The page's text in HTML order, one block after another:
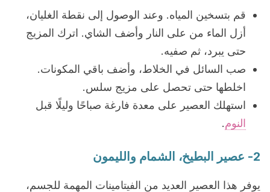
قم بتسخين المياه. وعند الوصول إلى نقطة الغليان،
أزل الماء من على النار وأضف الشاي. اترك المزيج
حتى يبرد، ثم صفيه.
صب السائل في الخلاط، وأضف باقي المكونات.
اخلطها حتى تحصل على مزيج سلس.
استهلك العصير على معدة فارغة صباحًا وليلًا قبل
النوم.
2- عصير البطيخ، الشمام والليمون
يوفر هذا العصير العديد من الفيتامينات المهمة للجسم،